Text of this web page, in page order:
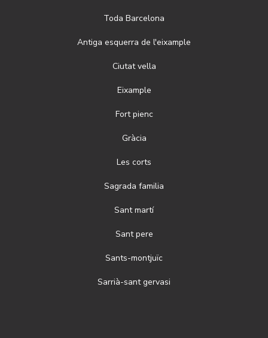
Toda Barcelona
Antiga esquerra de l'eixample
Ciutat vella
Eixample
Fort pienc
Gràcia
Les corts
Sagrada familia
Sant martí
Sant pere
Sants-montjuïc
Sarrià-sant gervasi